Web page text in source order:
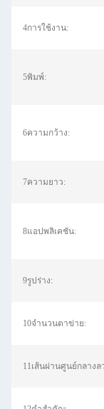
4การใช้งาน:
5พิมพ์:
6ความกว้าง:
7ความยาว:
8แอปพลิเคชัน:
9รูปร่าง:
10จำนวนตาข่าย:
11เส้นผ่านศูนย์กลางล